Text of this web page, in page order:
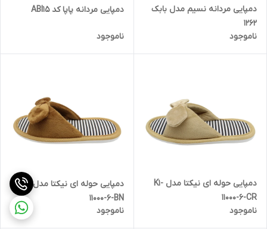
دمپایی مردانه نسیم مدل بابک
1262
ناموجود
دمپایی مردانه پاپا کد ABI15
ناموجود
دمپایی حوله ای نیکتا مدل K1-
11000-6-CR
ناموجود
دمپایی حوله ای نیکتا مدل K1-
11000-6-BN
ناموجود